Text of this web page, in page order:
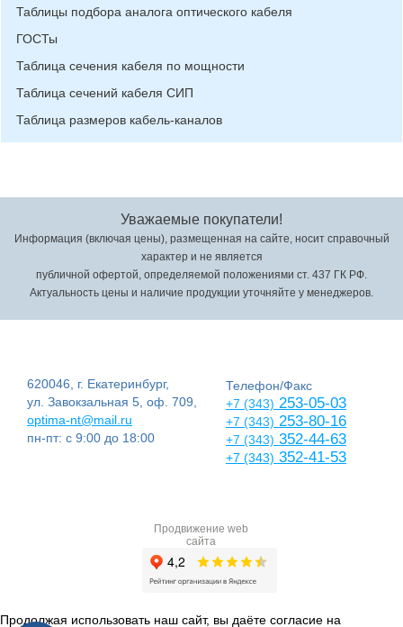
Таблицы подбора аналога оптического кабеля
ГОСТы
Таблица сечения кабеля по мощности
Таблица сечений кабеля СИП
Таблица размеров кабель-каналов
Уважаемые покупатели!
Информация (включая цены), размещенная на сайте, носит справочный
характер и не является
публичной офертой, определяемой положениями ст. 437 ГК РФ.
Актуальность цены и наличие продукции уточняйте у менеджеров.
620046, г. Екатеринбург,
ул. Завокзальная 5, оф. 709,
optima-nt@mail.ru
пн-пт: с 9:00 до 18:00
Телефон/Факс
+7 (343) 253-05-03
+7 (343) 253-80-16
+7 (343) 352-44-63
+7 (343) 352-41-53
Продвижение web
сайта
Продолжая использовать наш сайт, вы даёте согласие на